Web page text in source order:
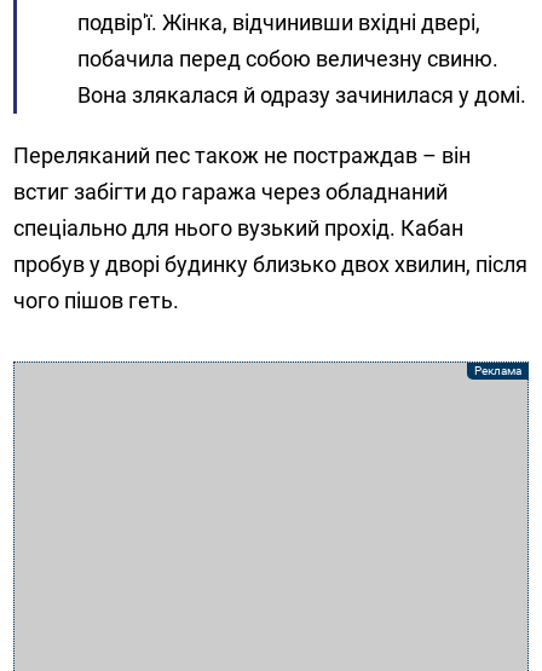
подвір'ї. Жінка, відчинивши вхідні двері,
побачила перед собою величезну свиню.
Вона злякалася й одразу зачинилася у домі.
Переляканий пес також не постраждав – він
встиг забігти до гаража через обладнаний
спеціально для нього вузький прохід. Кабан
пробув у дворі будинку близько двох хвилин, після
чого пішов геть.